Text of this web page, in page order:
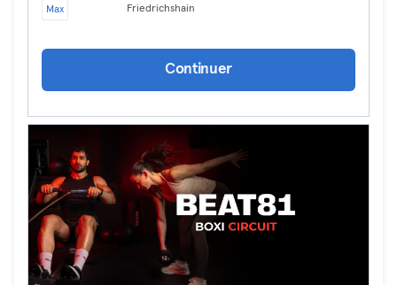
Max Friedrichshain
Continuer